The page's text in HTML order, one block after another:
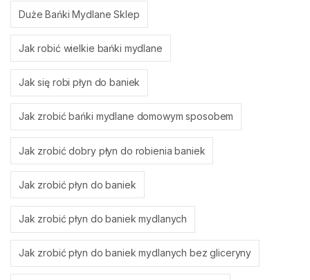
Duże Bańki Mydlane Sklep
Jak robić wielkie bańki mydlane
Jak się robi płyn do baniek
Jak zrobić bańki mydlane domowym sposobem
Jak zrobić dobry płyn do robienia baniek
Jak zrobić płyn do baniek
Jak zrobić płyn do baniek mydlanych
Jak zrobić płyn do baniek mydlanych bez gliceryny